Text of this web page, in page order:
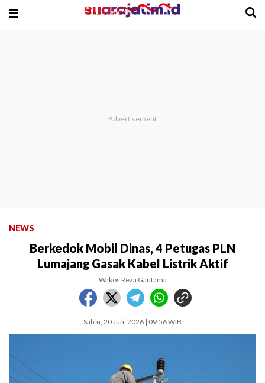
NEWS
Berkedok Mobil Dinas, 4 Petugas PLN
Lumajang Gasak Kabel Listrik Aktif
Wakos Reza Gautama
Sabtu, 20 Juni 2026 | 09:56 WIB